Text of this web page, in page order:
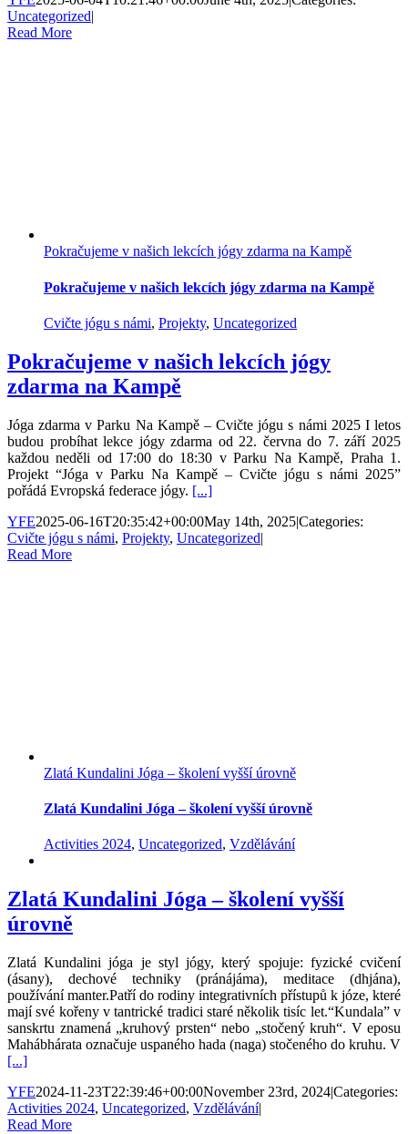
Uncategorized|
Read More
Pokračujeme v našich lekcích jógy zdarma na Kampě
Pokračujeme v našich lekcích jógy zdarma na Kampě
Cvičte jógu s námi, Projekty, Uncategorized
Pokračujeme v našich lekcích jógy
zdarma na Kampě
Jóga zdarma v Parku Na Kampě – Cvičte jógu s námi 2025 I letos
budou probíhat lekce jógy zdarma od 22. června do 7. září 2025
každou neděli od 17:00 do 18:30 v Parku Na Kampě, Praha 1.
Projekt “Jóga v Parku Na Kampě – Cvičte jógu s námi 2025”
pořádá Evropská federace jógy. [...]
YFE2025-06-16T20:35:42+00:00May 14th, 2025|Categories:
Cvičte jógu s námi, Projekty, Uncategorized|
Read More
Zlatá Kundalini Jóga – školení vyšší úrovně
Zlatá Kundalini Jóga – školení vyšší úrovně
Activities 2024, Uncategorized, Vzdělávání
Zlatá Kundalini Jóga – školení vyšší
úrovně
Zlatá Kundalini jóga je styl jógy, který spojuje: fyzické cvičení
(ásany), dechové techniky (pránájáma), meditace (dhjána),
používání manter.Patří do rodiny integrativních přístupů k józe, které
mají své kořeny v tantrické tradici staré několik tisíc let.“Kundala” v
sanskrtu znamená „kruhový prsten“ nebo „stočený kruh“. V eposu
Mahábhárata označuje uspaného hada (naga) stočeného do kruhu. V
[...]
YFE2024-11-23T22:39:46+00:00November 23rd, 2024|Categories:
Activities 2024, Uncategorized, Vzdělávání|
Read More